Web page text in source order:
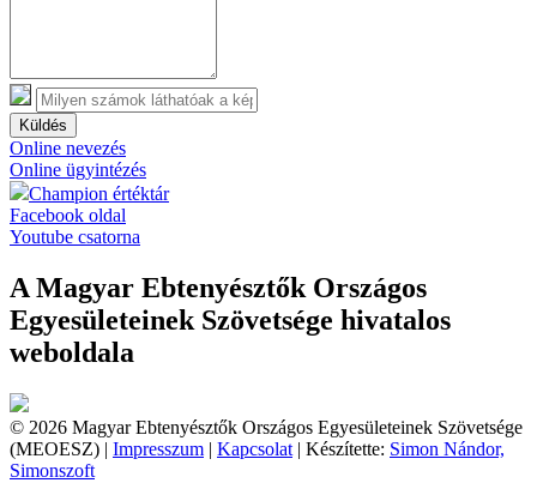
Küldés
Online nevezés
Online ügyintézés
Champion értéktár
Facebook oldal
Youtube csatorna
A Magyar Ebtenyésztők Országos
Egyesületeinek Szövetsége hivatalos
weboldala
© 2026 Magyar Ebtenyésztők Országos Egyesületeinek Szövetsége
(MEOESZ) | Impresszum | Kapcsolat | Készítette: Simon Nándor,
Simonszoft